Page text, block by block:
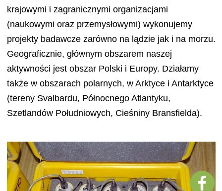
krajowymi i zagranicznymi organizacjami
(naukowymi oraz przemysłowymi) wykonujemy
projekty badawcze zarówno na lądzie jak i na morzu.
Geograficznie, głównym obszarem naszej
aktywności jest obszar Polski i Europy. Działamy
także w obszarach polarnych, w Arktyce i Antarktyce
(tereny Svalbardu, Północnego Atlantyku,
Szetlandów Południowych, Cieśniny Bransfielda).